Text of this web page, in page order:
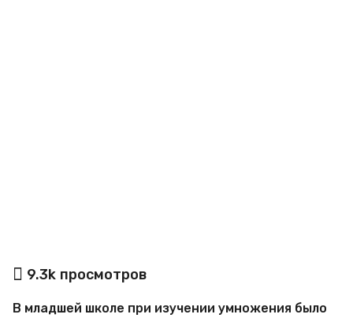
а
в
о
9.3k просмотров
В младшей школе при изучении умножения было